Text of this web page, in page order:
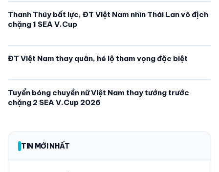
Thanh Thúy bất lực, ĐT Việt Nam nhìn Thái Lan vô địch
chặng 1 SEA V.Cup
ĐT Việt Nam thay quân, hé lộ tham vọng đặc biệt
Tuyển bóng chuyền nữ Việt Nam thay tướng trước
chặng 2 SEA V.Cup 2026
TIN MỚI NHẤT